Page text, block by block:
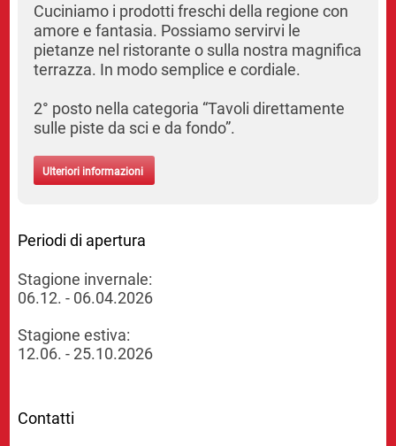
Cuciniamo i prodotti freschi della regione con
amore e fantasia. Possiamo servirvi le
pietanze nel ristorante o sulla nostra magnifica
terrazza. In modo semplice e cordiale.
2° posto nella categoria “Tavoli direttamente
sulle piste da sci e da fondo”.
Ulteriori informazioni
Periodi di apertura
Stagione invernale:
06.12. - 06.04.2026
Stagione estiva:
12.06. - 25.10.2026
Contatti